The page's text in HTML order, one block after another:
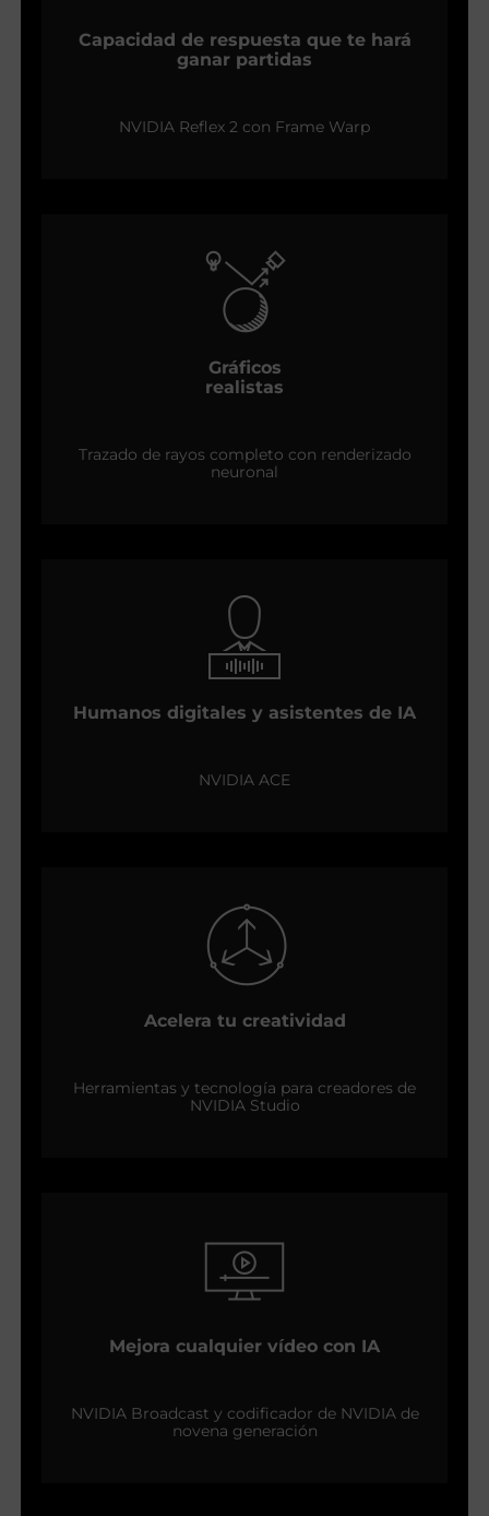
Capacidad de respuesta que te hará
ganar partidas
NVIDIA Reflex 2 con Frame Warp
Gráficos
realistas
Trazado de rayos completo con renderizado
neuronal
Humanos digitales y asistentes de IA
NVIDIA ACE
Acelera tu creatividad
Herramientas y tecnología para creadores de
NVIDIA Studio
Mejora cualquier vídeo con IA
NVIDIA Broadcast y codificador de NVIDIA de
novena generación